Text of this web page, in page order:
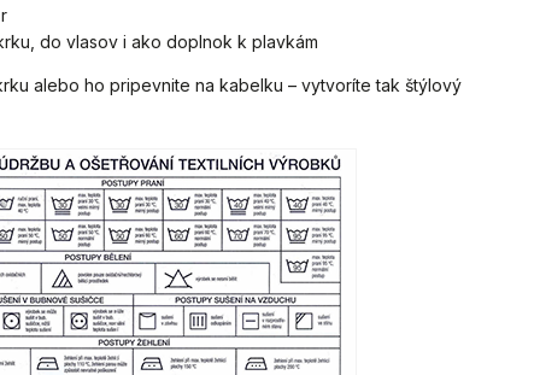
do vlasov i ako doplnok k plavkám
alebo ho pripevnite na kabelku – vytvoríte tak štýlový